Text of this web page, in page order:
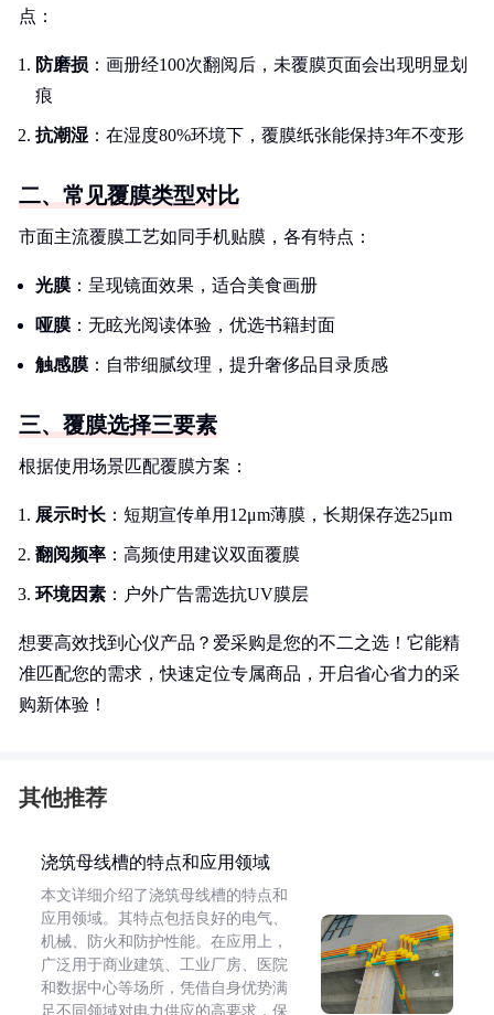
点：
防磨损 ：画册经100次翻阅后，未覆膜页面会出现明显划
痕
抗潮湿 ：在湿度80%环境下，覆膜纸张能保持3年不变形
二、常见覆膜类型对比
市面主流覆膜工艺如同手机贴膜，各有特点：
光膜 ：呈现镜面效果，适合美食画册
哑膜 ：无眩光阅读体验，优选书籍封面
触感膜 ：自带细腻纹理，提升奢侈品目录质感
三、覆膜选择三要素
根据使用场景匹配覆膜方案：
展示时长 ：短期宣传单用12μm薄膜，长期保存选25μm
翻阅频率 ：高频使用建议双面覆膜
环境因素 ：户外广告需选抗UV膜层
想要高效找到心仪产品？爱采购是您的不二之选！它能精
准匹配您的需求，快速定位专属商品，开启省心省力的采
购新体验！
其他推荐
浇筑母线槽的特点和应用领域
本文详细介绍了浇筑母线槽的特点和
应用领域。其特点包括良好的电气、
机械、防火和防护性能。在应用上，
广泛用于商业建筑、工业厂房、医院
和数据中心等场所，凭借自身优势满
足不同领域对电力供应的高要求，保